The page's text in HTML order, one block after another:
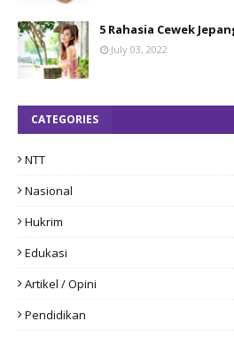
5 Rahasia Cewek
July 03, 2022
CATEGORIES
NTT
Nasional
Hukrim
Edukasi
Artikel / Opini
Pendidikan